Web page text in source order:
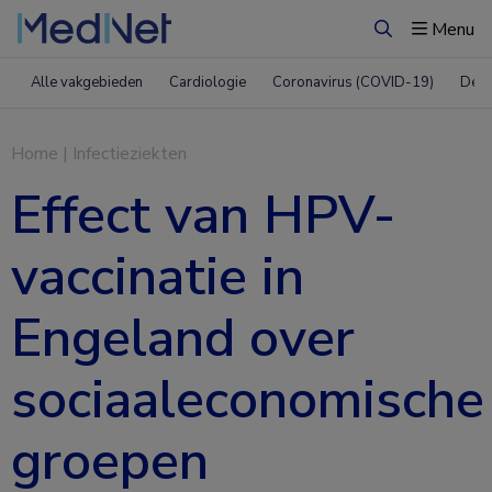
ZoekenMenu
Alle vakgebieden Cardiologie Coronavirus (COVID-19)
Home | Infectieziekten
Effect van HPV-
vaccinatie in
Engeland over
sociaaleconomische
groepen